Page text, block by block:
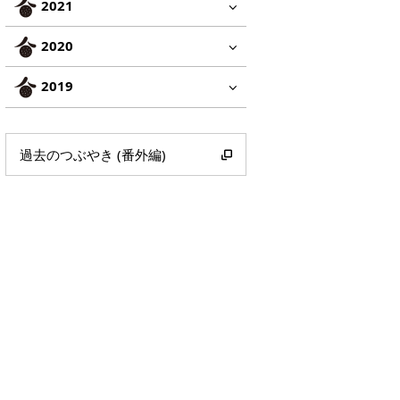
2021
2020
2019
過去のつぶやき (番外編)